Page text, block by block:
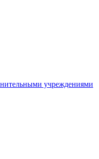
учреждениями